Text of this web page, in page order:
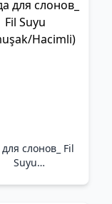
слонов_ Fil
Suyu